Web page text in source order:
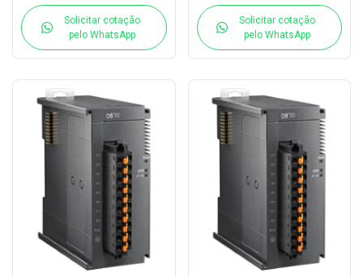
Solicitar cotação
pelo WhatsApp
Solicitar cotação
pelo WhatsApp